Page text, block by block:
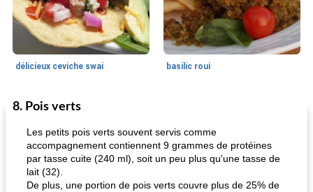
délicieux ceviche swai basilic roui
Déjeuner / Snacks
8. Pois verts
Les petits pois verts souvent servis comme
accompagnement contiennent 9 grammes de protéines
par tasse cuite (240 ml), soit un peu plus qu'une tasse de
lait (32).
De plus, une portion de pois verts couvre plus de 25% de